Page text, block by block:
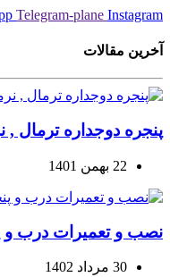
Telegram-plane Instagram
آخرین مقالات
پنجره دوجداره ترمال
22 بهمن 1401
نصب و تعمیرات درب و
30 مرداد 1402